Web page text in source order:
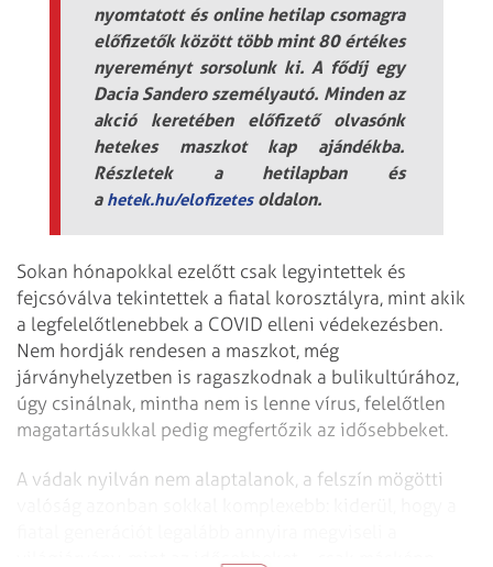
nyomtatott és online hetilap csomagra
előfizetők között több mint 80 értékes
nyereményt sorsolunk ki. A fődíj egy
Dacia Sandero személyautó. Minden az
akció keretében előfizető olvasónk
hetekes maszkot kap ajándékba.
Részletek a hetilapban és
a hetek.hu/elofizetesoldalon.
Sokan hónapokkal ezelőtt csak legyintettek és
fejcsóválva tekintettek a fiatal korosztályra, mint akik
a legfelelőtlenebbek a COVID elleni védekezésben.
Nem hordják rendesen a maszkot, még
járványhelyzetben is ragaszkodnak a bulikultúrához,
úgy csinálnak, mintha nem is lenne vírus, felelőtlen
magatartásukkal pedig megfertőzik az idősebbeket.
A vádak nyilván nem alaptalanok, a felszín mögötti